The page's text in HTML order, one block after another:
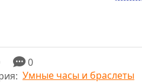
0
Умные часы и браслеты